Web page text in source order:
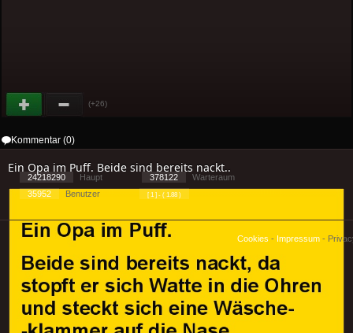
(+26)
Kommentar (0)
Ein Opa im Puff. Beide sind bereits nackt..
24218290 Haupt 378122
Warteraum
35952
Benutzer [ 1 ] - ( 1.88 )
Cookies - Impressum -